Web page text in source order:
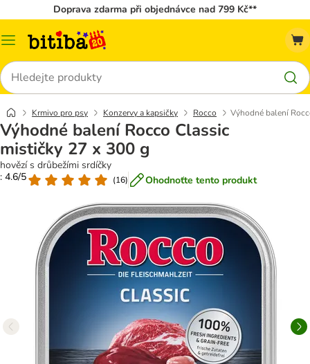
Doprava zdarma při objednávce nad 799 Kč**
Kategorie
Hledat
Krmivo pro psy Konzervy a kapsičky Rocco Výhodné balení
Výhodné balení Rocco Classic
mističky 27 x 300 g
hovězí s drůbežími srdíčky
: 4.6/5
(16) Ohodnoťte tento produkt